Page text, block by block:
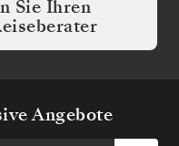
Sie Ihren
Angebote